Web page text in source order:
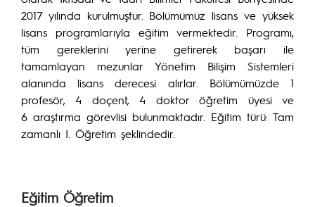
2017 yılında kurulmuştur. Bölümümüz lisans ve yüksek
lisans programlarıyla eğitim vermektedir. Programı,
tüm gereklerini yerine getirerek başarı ile
tamamlayan mezunlar Yönetim Bilişim Sistemleri
alanında lisans derecesi alırlar. Bölümümüzde 1
profesör, 4 doçent, 4 doktor öğretim üyesi ve
6 araştırma görevlisi bulunmaktadır. Eğitim türü: Tam
zamanlı I. Öğretim şeklindedir.
Eğitim Öğretim